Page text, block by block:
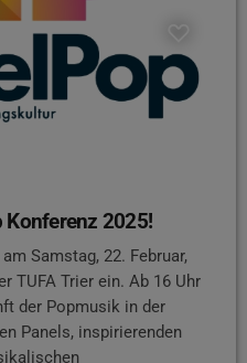
Konferenz 2025!
Samstag, 22. Februar,
TUFA Trier ein. Ab 16 Uhr
der Popmusik in der
Panels, inspirierenden